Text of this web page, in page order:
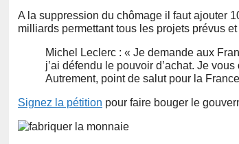
A la suppression du chômage il faut ajouter
milliards permettant tous les projets prévus et
Michel Leclerc : « Je demande aux
j’ai défendu le pouvoir d’achat. Je
Autrement, point de salut pour la
Signez la pétition pour faire bouger le